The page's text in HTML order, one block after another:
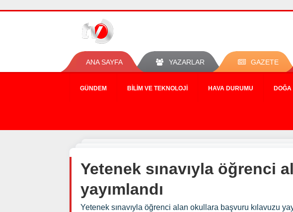
ANA SAYFA YAZARLAR GAZETE
GÜNDEM BILIM VE TEKNOLOJI HAVA DURUMU DOĞA
Yetenek sınavıyla öğrenci
yayımlandı
Yetenek sınavıyla öğrenci alan okullara başvuru kılavuzu